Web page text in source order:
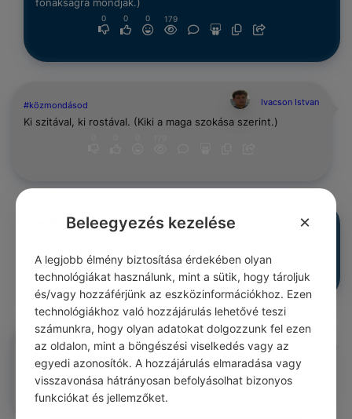
0 0 0 179
#közmondásod Ivacson Istvan
Ki szitával, ki rostával. (Kiki a maga szokása szerint.)
#közmondásod Ivacson Istvan
0 0 0 179
#közmondásod
Bolond, ki át nem lát a szitán.
0 179
Beleegyezés kezelése ×
A legjobb élmény biztosítása érdekében olyan
technológiákat használunk, mint a sütik, hogy tároljuk
és/vagy hozzáférjünk az eszközinformációkhoz. Ezen
technológiákhoz való hozzájárulás lehetővé teszi
számunkra, hogy olyan adatokat dolgozzunk fel ezen
az oldalon, mint a böngészési viselkedés vagy az
egyedi azonosítók. A hozzájárulás elmaradása vagy
visszavonása hátrányosan befolyásolhat bizonyos
funkciókat és jellemzőket.